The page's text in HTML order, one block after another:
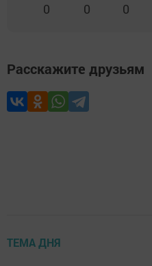
0 0 0
Расскажите друзьям
ТЕМА ДНЯ